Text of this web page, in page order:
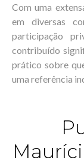
Com uma
em diversas
participação
contribuído
prático sobre
uma referência